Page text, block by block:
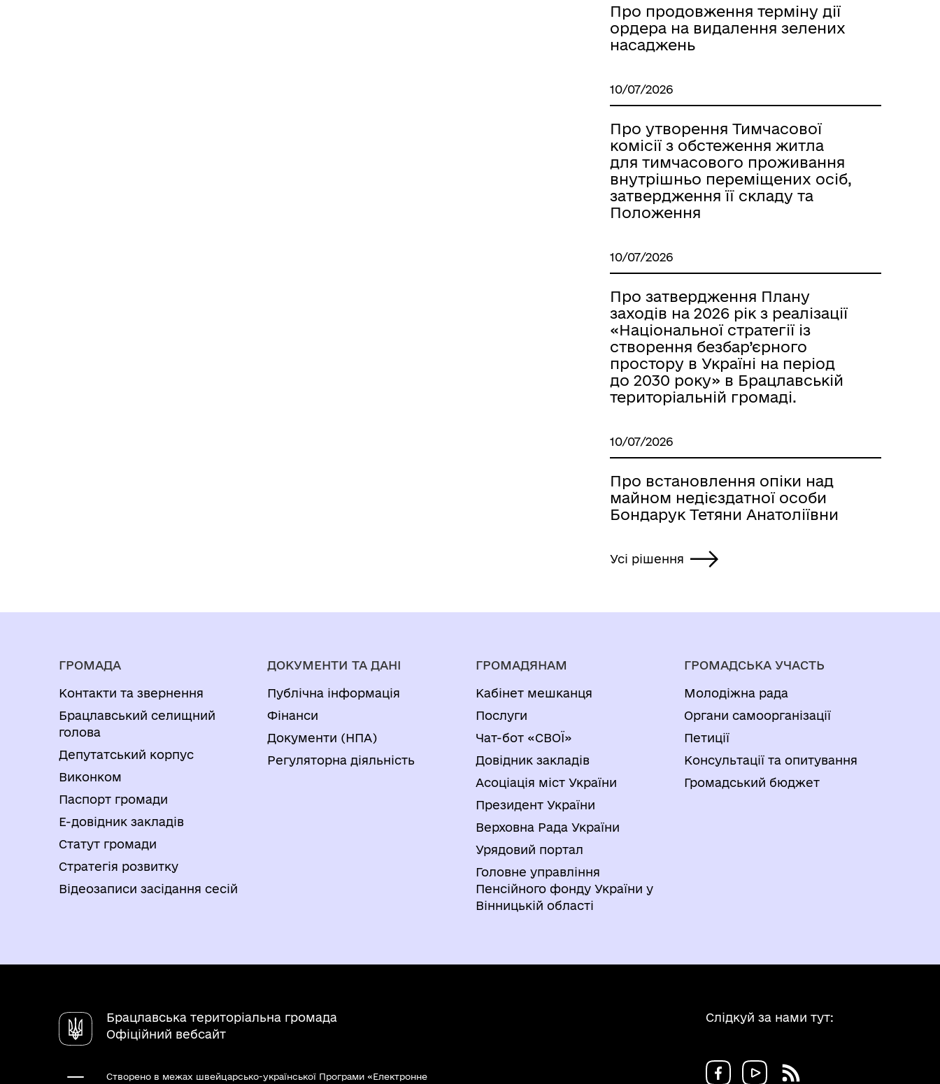
Про продовження терміну дії
ордера на видалення зелених
насаджень
10/07/2026
Про утворення Тимчасової
комісії з обстеження житла
для тимчасового проживання
внутрішньо переміщених осіб,
затвердження її складу та
Положення
10/07/2026
Про затвердження Плану
заходів на 2026 рік з реалізації
«Національної стратегії із
створення безбар’єрного
простору в Україні на період
до 2030 року» в Брацлавській
територіальній громаді.
10/07/2026
Про встановлення опіки над
майном недієздатної особи
Бондарук Тетяни Анатоліївни
Усі рішення
ГРОМАДА
Контакти та звернення
Брацлавський селищний
голова
Депутатський корпус
Виконком
Паспорт громади
Е-довідник закладів
Статут громади
Стратегія розвитку
Відеозаписи засідання сесій
ДОКУМЕНТИ ТА ДАНІ
Публічна інформація
Фінанси
Документи (НПА)
Регуляторна діяльність
ГРОМАДЯНАМ
Кабінет мешканця
Послуги
Чат-бот «СВОЇ»
Довідник закладів
Асоціація міст України
Президент України
Верховна Рада України
Урядовий портал
Головне управління
Пенсійного фонду України у
Вінницькій області
ГРОМАДСЬКА УЧАСТЬ
Молодіжна рада
Органи самоорганізації
Петиції
Консультації та опитування
Громадський бюджет
Брацлавська територіальна громада
Офіційний вебсайт
Створено в межах швейцарсько-української Програми «Електронне
Слідкуй за нами тут: